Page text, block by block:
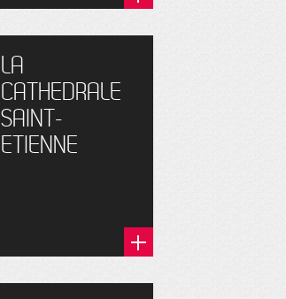
LA
CATHEDRALE
SAINT-
ETIENNE